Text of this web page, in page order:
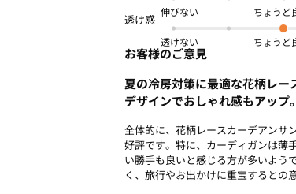
伸びない
透けない
お客様のご意見
夏の冷房対策に最適な花柄レ
デザインでおしゃれ感もアップ。
全体的に、花柄レースカーデアンサ
好評です。特に、カーディガンは薄
い勝手も良いと感じる方が多いよう
く、旅行やお出かけに重宝するとの